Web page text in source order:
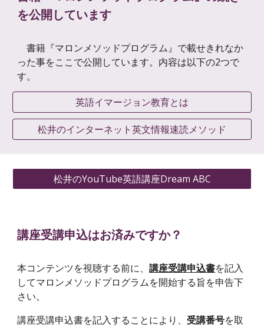
を公開しています
書籍『マロンメソッドプログラム』で載せきれなか
った事をここで公開しています。内容は以下の2つで
す。
英語イマージョン教育とは
松井のインターネット英文情報速読メソッド
松井のYouTube英語講座Dream ABC
講座受講申込はお済みですか？
本コンテンツを視聴する前に、講座受講申込書を記入
してマロンメソッドプログラムを開始する旨を申告下
さい。
講座受講申込書を記入することにより、 受講番号を取